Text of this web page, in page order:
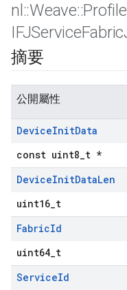
nl ::Weave::
IFJServiceFabric
摘要
公開屬性
DeviceInitData
const uint8_t *
DeviceInitDataLen
uint16_t
FabricId
uint64_t
ServiceId